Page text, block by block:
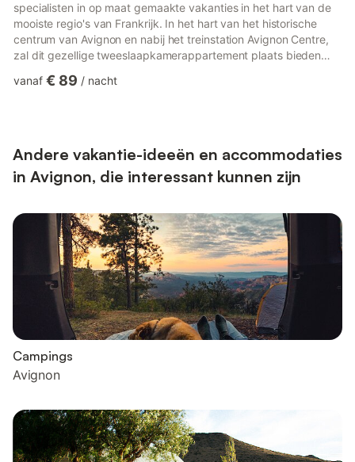
specialisten in op maat gemaakte vakanties in het hart van de
mooiste regio's van Frankrijk. In het hart van het historische
centrum van Avignon en nabij het treinstation Avignon Centre,
zal dit gezellige tweeslaapkamerappartement plaats bieden
en de Sint-Pietersbasiliek, zal deze accommodatie u in staat
vanaf € 89 / nacht
Andere vakantie-ideeën en accommodaties
in Avignon, die interessant kunnen zijn
Campings
Avignon